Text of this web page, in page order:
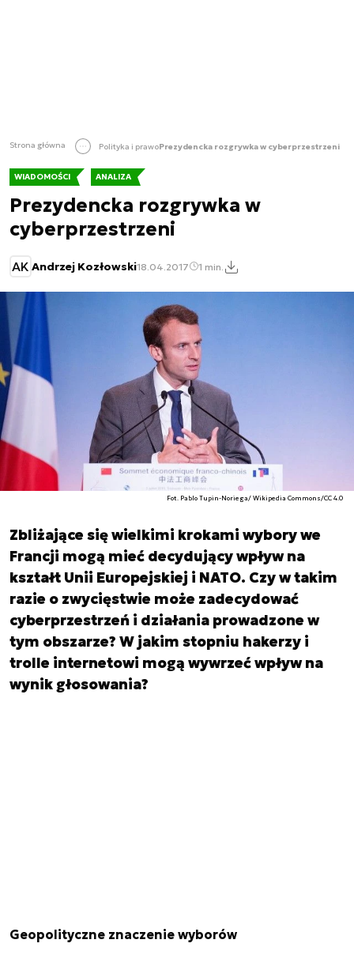
Strona główna Polityka i prawoPrezydencka rozgrywka w cyberprzestrzeni
WIADOMOŚCI ANALIZA
Prezydencka rozgrywka w
cyberprzestrzeni
AK Andrzej Kozłowski18.04.2017 1 min.
Fot. Pablo Tupin-Noriega/ Wikipedia Commons/CC 4.0
Zbliżające się wielkimi krokami wybory we
Francji mogą mieć decydujący wpływ na
kształt Unii Europejskiej i NATO. Czy w takim
razie o zwycięstwie może zadecydować
cyberprzestrzeń i działania prowadzone w
tym obszarze? W jakim stopniu hakerzy i
trolle internetowi mogą wywrzeć wpływ na
wynik głosowania?
Geopolityczne znaczenie wyborów